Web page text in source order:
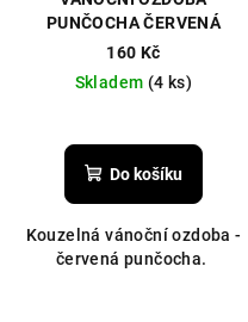
PUNČOCHA ČERVENÁ
160 Kč
Skladem (4 ks)
Do košíku
Kouzelná vánoční ozdoba -
červená punčocha.